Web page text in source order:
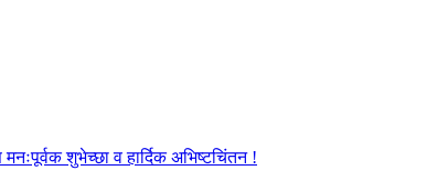
शुभेच्छा व हार्दिक अभिष्टचिंतन !